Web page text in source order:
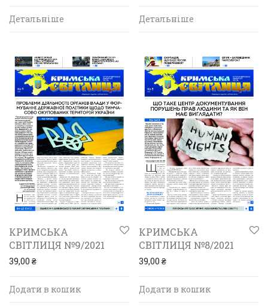
Детальніше Детальніше
КРИМСЬКА
СВІТЛИЦЯ №9/2021
39,00 ₴
Додати в кошик
КРИМСЬКА
СВІТЛИЦЯ №8/2021
39,00 ₴
Додати в кошик